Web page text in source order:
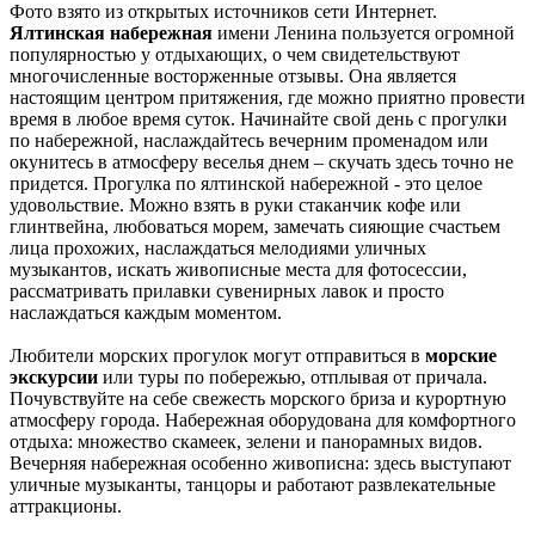
Фото взято из открытых источников сети Интернет.
Ялтинская набережная имени Ленина пользуется огромной
популярностью у отдыхающих, о чем свидетельствуют
многочисленные восторженные отзывы. Она является
настоящим центром притяжения, где можно приятно провести
время в любое время суток. Начинайте свой день с прогулки
по набережной, наслаждайтесь вечерним променадом или
окунитесь в атмосферу веселья днем – скучать здесь точно не
придется. Прогулка по ялтинской набережной - это целое
удовольствие. Можно взять в руки стаканчик кофе или
глинтвейна, любоваться морем, замечать сияющие счастьем
лица прохожих, наслаждаться мелодиями уличных
музыкантов, искать живописные места для фотосессии,
рассматривать прилавки сувенирных лавок и просто
наслаждаться каждым моментом.
Любители морских прогулок могут отправиться в морские
экскурсии или туры по побережью, отплывая от причала.
Почувствуйте на себе свежесть морского бриза и курортную
атмосферу города. Набережная оборудована для комфортного
отдыха: множество скамеек, зелени и панорамных видов.
Вечерняя набережная особенно живописна: здесь выступают
уличные музыканты, танцоры и работают развлекательные
аттракционы.